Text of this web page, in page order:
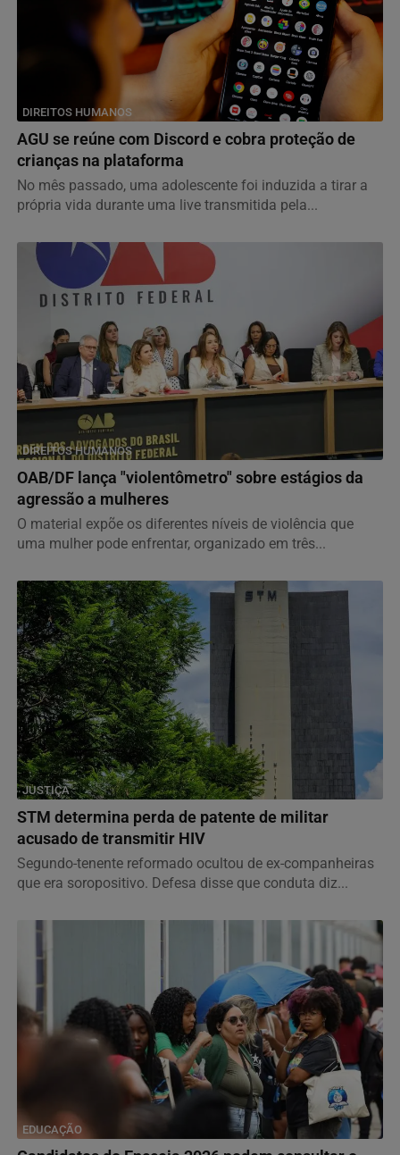
DIREITOS HUMANOS
AGU se reúne com Discord e cobra proteção de
crianças na plataforma
No mês passado, uma adolescente foi induzida a tirar a
própria vida durante uma live transmitida pela...
DIREITOS HUMANOS
OAB/DF lança "violentômetro" sobre estágios da
agressão a mulheres
O material expõe os diferentes níveis de violência que
uma mulher pode enfrentar, organizado em três...
JUSTIÇA
STM determina perda de patente de militar
acusado de transmitir HIV
Segundo-tenente reformado ocultou de ex-companheiras
que era soropositivo. Defesa disse que conduta diz...
EDUCAÇÃO